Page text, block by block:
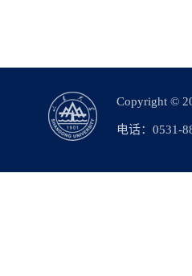
Copyright ©
电话：0531-